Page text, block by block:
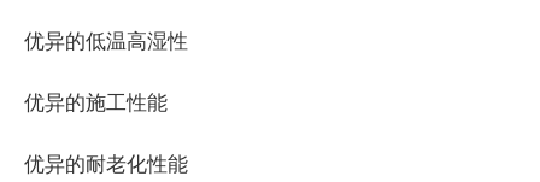
优异的低温高湿性
优异的施工性能
优异的耐老化性能